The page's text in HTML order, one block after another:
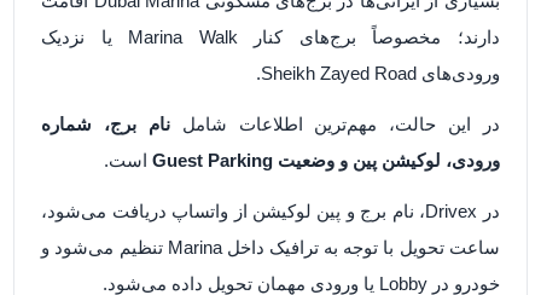
دارند؛ مخصوصاً برج‌های کنار Marina Walk یا نزدیک
ورودی‌های Sheikh Zayed Road.
در این حالت، مهم‌ترین اطلاعات شاملنام برج، شماره
ورودی، لوکیشن پین و وضعیت Guest Parking
است.
در Drivex، نام برج و پین لوکیشن از واتساپ دریافت می‌شود،
ساعت تحویل با توجه به ترافیک داخل Marina تنظیم می‌شود و
خودرو در Lobby یا ورودی مهمان تحویل داده می‌شود.